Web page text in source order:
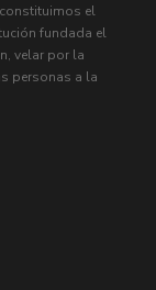
el
fundada el
velar por la
personas a la